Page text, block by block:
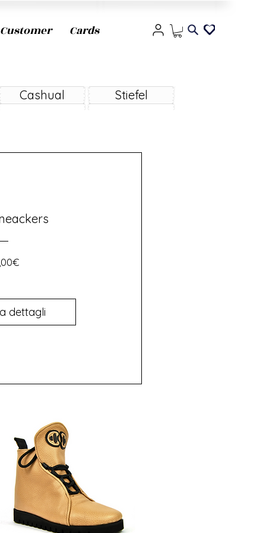
Customer Cards
Cashual Stiefel
Prezzo
dettagli